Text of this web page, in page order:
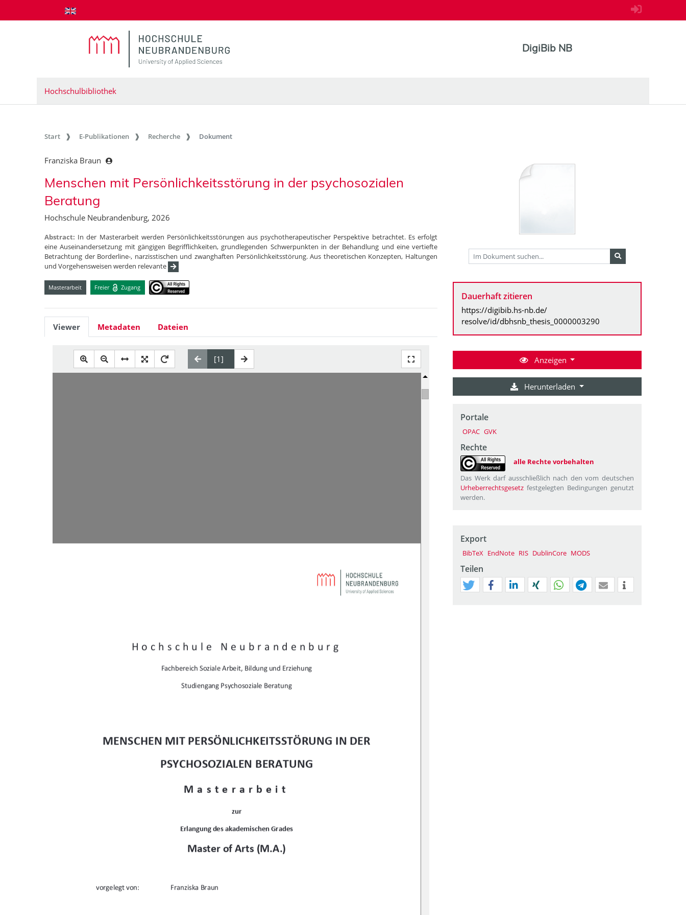
zum Inhalt springen
DigiBib NB
Hochschulbibliothek
Start E-Publikationen Recherche Dokument
Franziska Braun
Menschen mit Persönlichkeitsstörung in der psychosozialen
Beratung
Hochschule Neubrandenburg, 2026
Abstract: In der Masterarbeit werden Persönlichkeitsstörungen aus psychotherapeutischer Perspektive betrachtet. Es erfolgt
eine Auseinandersetzung mit gängigen Begrifflichkeiten, grundlegenden Schwerpunkten in der Behandlung und eine vertiefte
Betrachtung der Borderline-, narzisstischen und zwanghaften Persönlichkeitsstörung. Aus theoretischen Konzepten, Haltungen
und Vorgehensweisen werden relevante
Masterarbeit Freier Zugang
Viewer Metadaten Dateien
Hochschule Neubrandenburg
Fachbereich Soziale Arbeit, Bildung und Erziehung
Studiengang Psychosoziale Beratung
MENSCHEN MIT PERSÖNLICHKEITSSTÖRUNG IN DER
PSYCHOSOZIALEN BERATUNG
Masterarbeit
zur
Erlangung des akademischen Grades
Master of Arts (M.A.)
vorgelegt von: Franziska Braun
Dauerhaft zitieren
https://digibib.hs-nb.de/
resolve/id/dbhsnb_thesis_0000003290
Anzeigen
Herunterladen
Portale
OPAC GVK
Rechte
alle Rechte vorbehalten
Das Werk darf ausschließlich nach den vom deutschen
Urheberrechtsgesetz festgelegten Bedingungen genutzt
werden.
Export
BibTeX EndNote RIS DublinCore MODS
Teilen